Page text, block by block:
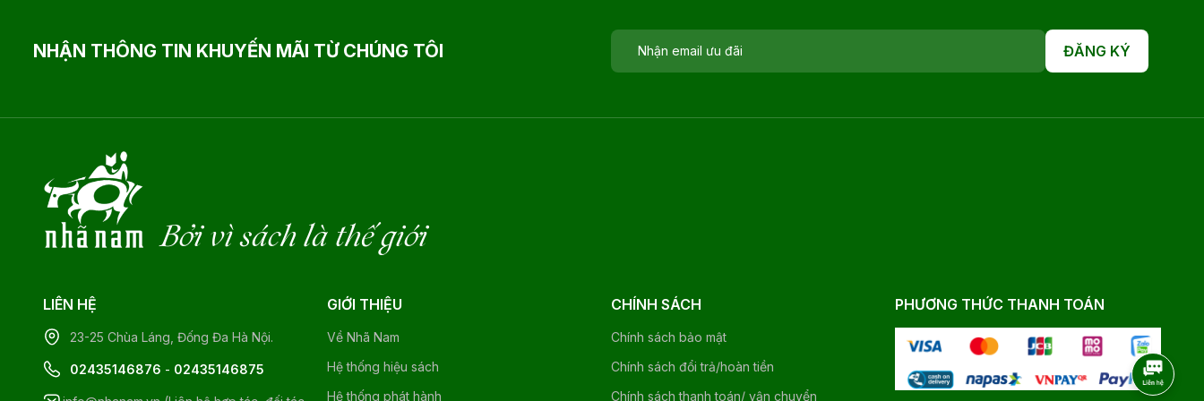
NHẬN THÔNG TIN KHUYẾN MÃI TỪ CHÚNG TÔI ĐĂNG KÝ
Bởi vì sách là thế giới
LIÊN HỆ
23-25 Chùa Láng, Đống Đa Hà Nội.
02435146876 - 02435146875
GIỚI THIỆU
Về Nhã Nam
Hệ thống hiệu sách
Hệ thống phát hành
CHÍNH SÁCH
Chính sách bảo mật
Chính sách đổi trả/hoàn tiền
Chính sách thanh toán/ vận chuyển
PHƯƠNG THỨC THANH TOÁN